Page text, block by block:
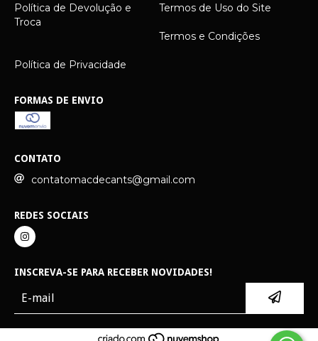
Política de Devolução e
Troca
Termos de Uso do Site
Termos e Condições
Política de Privacidade
FORMAS DE ENVIO
CONTATO
contatomacdecants@gmail.com
REDES SOCIAIS
INSCREVA-SE PARA RECEBER NOVIDADES!